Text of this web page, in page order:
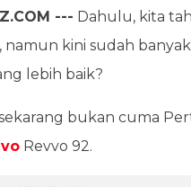
--- Dahulu, kita
namun kini sudah
lebih baik?
bukan cuma
Revvo 92.